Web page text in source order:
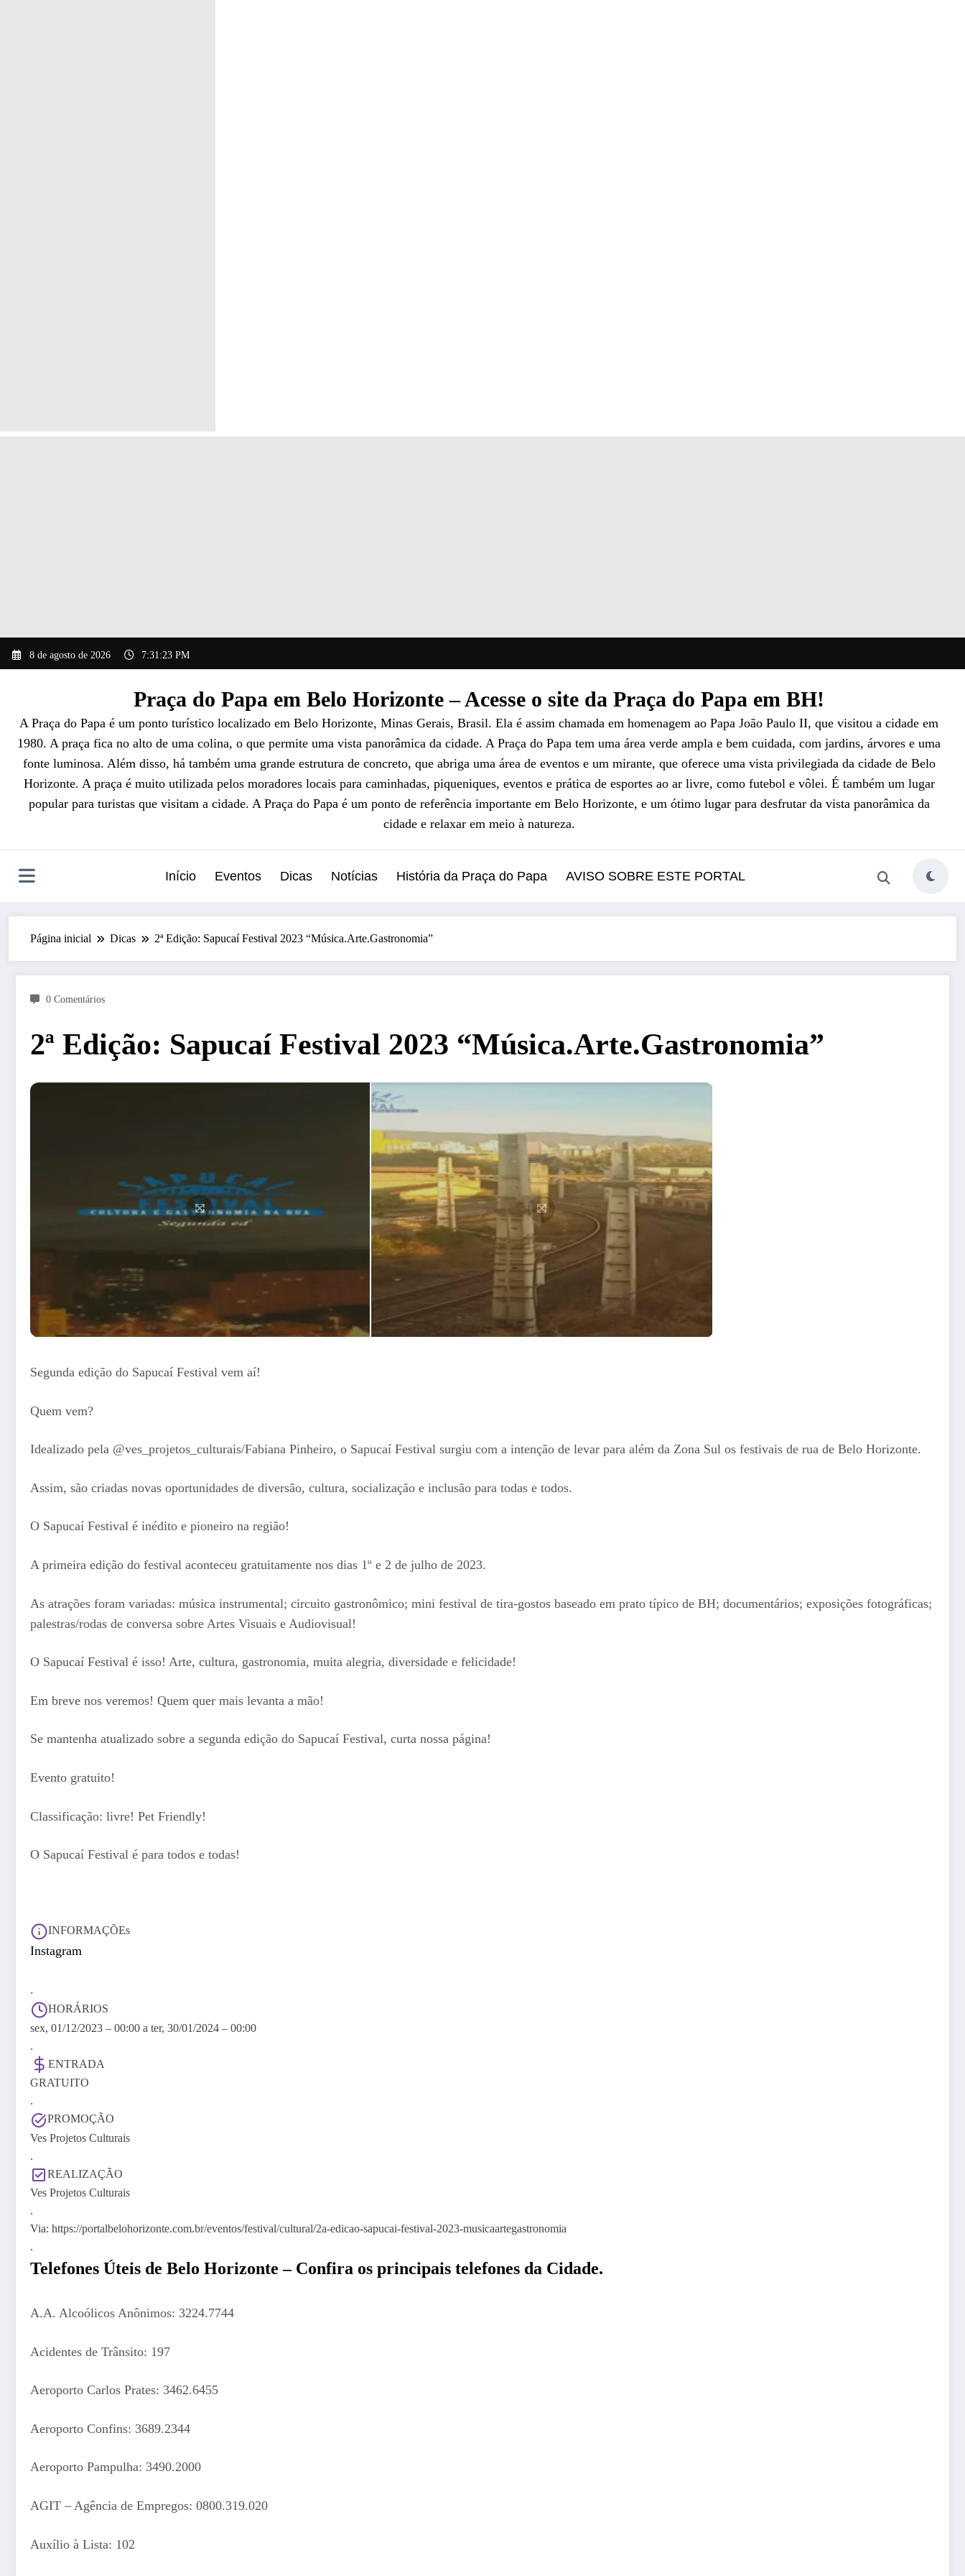
para
8 de agosto de 2026 7:31:24 PM
Praça do Papa em Belo Horizonte – Acesse o site da Praça do Papa em BH!
A Praça do Papa é um ponto turístico localizado em Belo Horizonte, Minas Gerais, Brasil. Ela é assim chamada em homenagem ao Papa João Paulo II, que visitou a cidade em
1980. A praça fica no alto de uma colina, o que permite uma vista panorâmica da cidade. A Praça do Papa tem uma área verde ampla e bem cuidada, com jardins, árvores e uma
fonte luminosa. Além disso, há também uma grande estrutura de concreto, que abriga uma área de eventos e um mirante, que oferece uma vista privilegiada da cidade de Belo
Horizonte. A praça é muito utilizada pelos moradores locais para caminhadas, piqueniques, eventos e prática de esportes ao ar livre, como futebol e vôlei. É também um lugar
popular para turistas que visitam a cidade. A Praça do Papa é um ponto de referência importante em Belo Horizonte, e um ótimo lugar para desfrutar da vista panorâmica da
cidade e relaxar em meio à natureza.
Início Eventos Dicas Notícias História da Praça do Papa AVISO SOBRE ESTE PORTAL
Página inicial Dicas 2ª Edição: Sapucaí Festival 2023 “Música.Arte.Gastronomia”
0 Comentários
2ª Edição: Sapucaí Festival 2023 “Música.Arte.Gastronomia”
Segunda edição do Sapucaí Festival vem aí!
Quem vem?
Idealizado pela @ves_projetos_culturais/Fabiana Pinheiro, o Sapucaí Festival surgiu com a intenção de levar para além da Zona Sul os festivais de rua de Belo Horizonte.
Assim, são criadas novas oportunidades de diversão, cultura, socialização e inclusão para todas e todos.
O Sapucaí Festival é inédito e pioneiro na região!
A primeira edição do festival aconteceu gratuitamente nos dias 1º e 2 de julho de 2023.
As atrações foram variadas: música instrumental; circuito gastronômico; mini festival de tira-gostos baseado em prato típico de BH; documentários; exposições fotográficas;
palestras/rodas de conversa sobre Artes Visuais e Audiovisual!
O Sapucaí Festival é isso! Arte, cultura, gastronomia, muita alegria, diversidade e felicidade!
Em breve nos veremos! Quem quer mais levanta a mão!
Se mantenha atualizado sobre a segunda edição do Sapucaí Festival, curta nossa página!
Evento gratuito!
Classificação: livre! Pet Friendly!
O Sapucaí Festival é para todos e todas!
INFORMAÇÕEs
Instagram
.
HORÁRIOS
sex, 01/12/2023 – 00:00 a ter, 30/01/2024 – 00:00
.
ENTRADA
GRATUITO
.
PROMOÇÃO
Ves Projetos Culturais
.
REALIZAÇÃO
Ves Projetos Culturais
.
Via: https://portalbelohorizonte.com.br/eventos/festival/cultural/2a-edicao-sapucai-festival-2023-musicaartegastronomia
.
Telefones Úteis de Belo Horizonte – Confira os principais telefones da Cidade.
A.A. Alcoólicos Anônimos: 3224.7744
Acidentes de Trânsito: 197
Aeroporto Carlos Prates: 3462.6455
Aeroporto Confins: 3689.2344
Aeroporto Pampulha: 3490.2000
AGIT – Agência de Empregos: 0800.319.020
Auxílio à Lista: 102